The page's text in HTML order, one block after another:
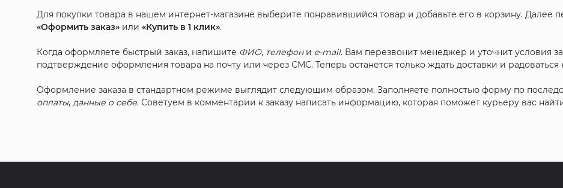
Для покупки товара в нашем интернет-магазине выберите понравившийся товар и добавьте его в корзину. Далее
«Оформить заказ» или«Купить в 1 клик».
Когда оформляете быстрый заказ, напишите ФИО, телефони e-mail. Вам перезвонит менеджер и уточнит условия
подтверждение оформления товара на почту или через СМС. Теперь останется только ждать доставки и радоваться
Оформление заказа в стандартном режиме выглядит следующим образом. Заполняете полностью форму по
оплаты,данные о себе. Советуем в комментарии к заказу написать информацию, которая поможет курьеру вас